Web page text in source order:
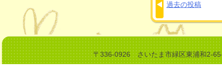
投
稿
ナ
ビ
ゲ
過去の投稿
〒336-0926 さいたま市緑区東浦和2-